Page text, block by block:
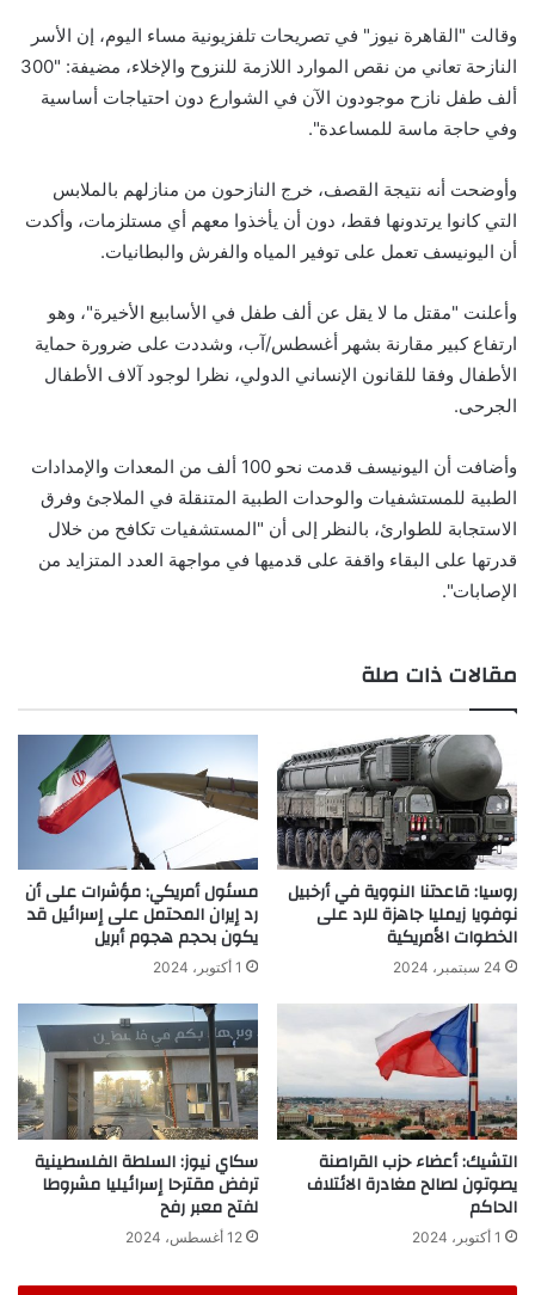
وقالت "القاهرة نيوز" في تصريحات تلفزيونية مساء اليوم، إن الأسر
النازحة تعاني من نقص الموارد اللازمة للنزوح والإخلاء، مضيفة: "300
ألف طفل نازح موجودون الآن في الشوارع دون احتياجات أساسية
وفي حاجة ماسة للمساعدة".
وأوضحت أنه نتيجة القصف، خرج النازحون من منازلهم بالملابس
التي كانوا يرتدونها فقط، دون أن يأخذوا معهم أي مستلزمات، وأكدت
أن اليونيسف تعمل على توفير المياه والفرش والبطانيات.
وأعلنت "مقتل ما لا يقل عن ألف طفل في الأسابيع الأخيرة"، وهو
ارتفاع كبير مقارنة بشهر أغسطس/آب، وشددت على ضرورة حماية
الأطفال وفقا للقانون الإنساني الدولي، نظرا لوجود آلاف الأطفال
الجرحى.
وأضافت أن اليونيسف قدمت نحو 100 ألف من المعدات والإمدادات
الطبية للمستشفيات والوحدات الطبية المتنقلة في الملاجئ وفرق
الاستجابة للطوارئ، بالنظر إلى أن "المستشفيات تكافح من خلال
قدرتها على البقاء واقفة على قدميها في مواجهة العدد المتزايد من
الإصابات".
مقالات ذات صلة
روسيا: قاعدتنا النووية في أرخبيل
نوفويا زيمليا جاهزة للرد على
الخطوات الأمريكية
24 سبتمبر، 2024
مسئول أمريكي: مؤشرات على أن
رد إيران المحتمل على إسرائيل قد
يكون بحجم هجوم أبريل
1 أكتوبر، 2024
التشيك: أعضاء حزب القراصنة
يصوتون لصالح مغادرة الائتلاف
الحاكم
1 أكتوبر، 2024
سكاي نيوز: السلطة الفلسطينية
ترفض مقترحا إسرائيليا مشروطا
لفتح معبر رفح
12 أغسطس، 2024